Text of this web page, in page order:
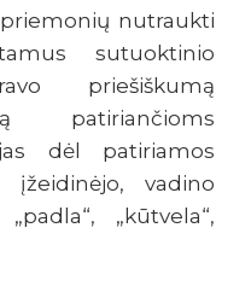
nutraukti
sutuoktinio
priešiškumą
patiriančioms
dėl patiriamos
įžeidinėjo, vadino
„kūtvela“,